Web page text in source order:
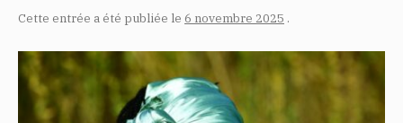
Cette entrée a été publiée le 6 novembre 2025 .